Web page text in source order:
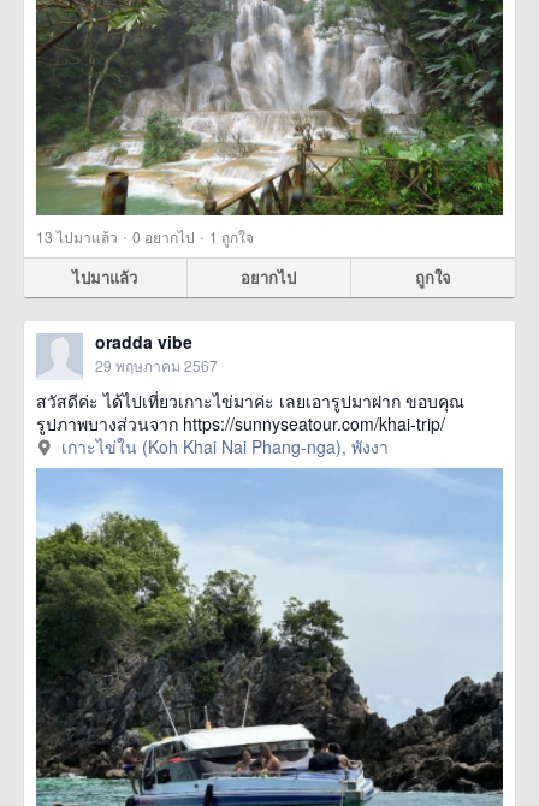
13ไปมาแล้ว · 0 อยากไป · 1 ถูกใจ
ไปมาแล้ว อยากไป ถูกใจ
oradda vibe
29 พฤษภาคม 2567
สวัสดีค่ะ ได้ไปเที่ยวเกาะไข่มาค่ะ เลยเอารูปมาฝาก ขอบคุณ
รูปภาพบางส่วนจาก https://sunnyseatour.com/khai-trip/
เกาะไข่ใน (Koh Khai Nai Phang-nga), พังงา